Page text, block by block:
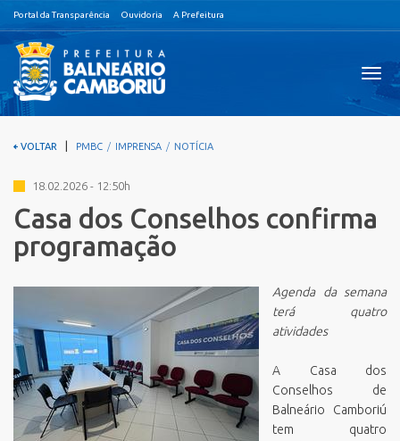
Portal da Transparência Ouvidoria A Prefeitura
VOLTAR PMBC IMPRENSA NOTÍCIA
18.02.2026 - 12:50h
Casa dos Conselhos confirma
programação
Agenda da semana
terá quatro
atividades
A Casa dos
Conselhos de
Balneário Camboriú
tem quatro